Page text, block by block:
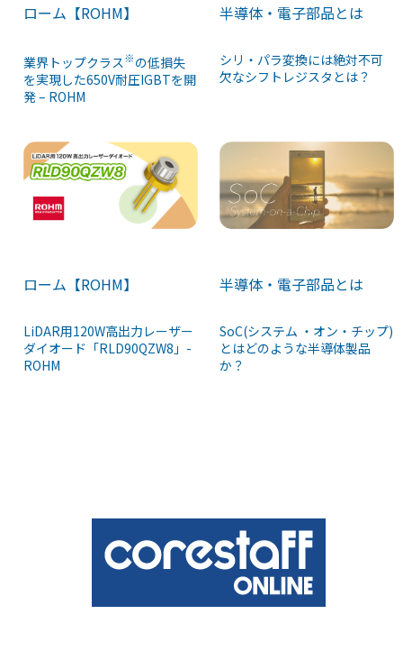
ローム【ROHM】
業界トップクラス※の低損失
を実現した650V耐圧IGBTを開
発 – ROHM
半導体・電子部品とは
シリ・パラ変換には絶対不可
欠なシフトレジスタとは？
ローム【ROHM】
LiDAR用120W高出力レーザー
ダイオード「RLD90QZW8」-
ROHM
半導体・電子部品とは
SoC(システム ・オン・チップ)
とはどのような半導体製品
か？